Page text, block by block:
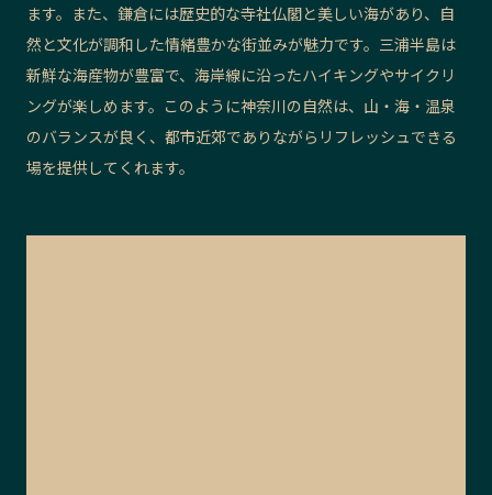
ます。また、鎌倉には歴史的な寺社仏閣と美しい海があり、自
然と文化が調和した情緒豊かな街並みが魅力です。三浦半島は
新鮮な海産物が豊富で、海岸線に沿ったハイキングやサイクリ
ングが楽しめます。このように神奈川の自然は、山・海・温泉
のバランスが良く、都市近郊でありながらリフレッシュできる
場を提供してくれます。